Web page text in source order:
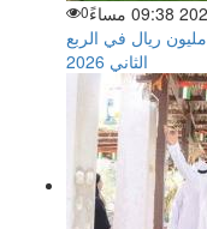
0
أرباح البابطين السعودية ترتفع إلى 151.6 مليون ريال في الربع
الثاني 2026